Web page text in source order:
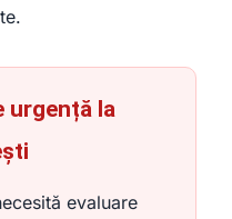
urgență la
evaluare